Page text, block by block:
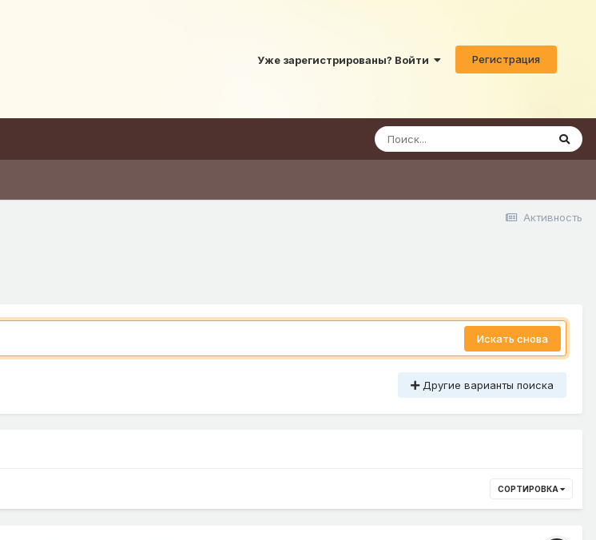
Уже зарегистрированы? Войти Регистрация
Активность
Искать снова
Другие варианты поиска
СОРТИРОВКА